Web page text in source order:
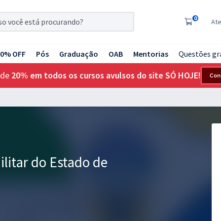
0
OFF Pós Graduação OAB Mentorias Questões
20% em todos os cursos avulsos do site SÓ HOJE!
do Estado de